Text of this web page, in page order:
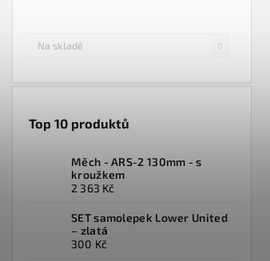
Na skladě 0
Top 10 produktů
Měch - ARS-2 130mm - s
kroužkem
2 363 Kč
SET samolepek Lower United
– zlatá
300 Kč